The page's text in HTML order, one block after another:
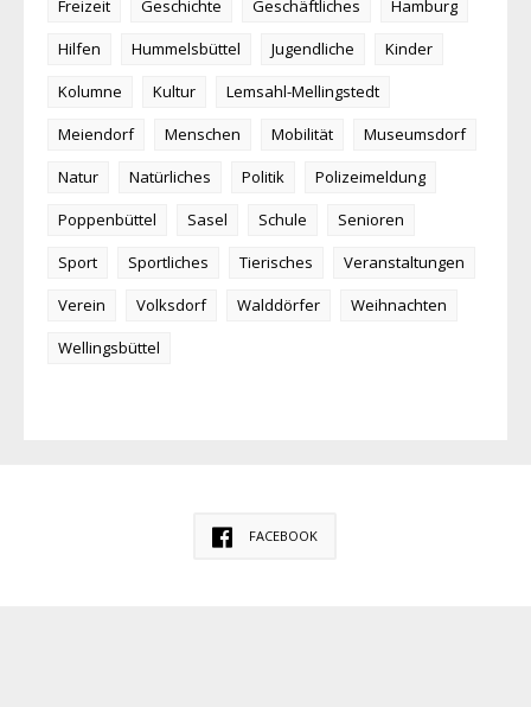
Freizeit
Geschichte Geschäftliches
Hamburg
Hilfen
Hummelsbüttel Jugendliche
Kinder
Kolumne
Kultur
Lemsahl-Mellingstedt
Meiendorf
Menschen Mobilität
Museumsdorf
Natur
Natürliches Politik
Polizeimeldung
Poppenbüttel
Sasel Schule
Senioren
Sport
Sportliches Tierisches
Veranstaltungen
Verein
Volksdorf Walddörfer
Weihnachten
Wellingsbüttel
FACEBOOK